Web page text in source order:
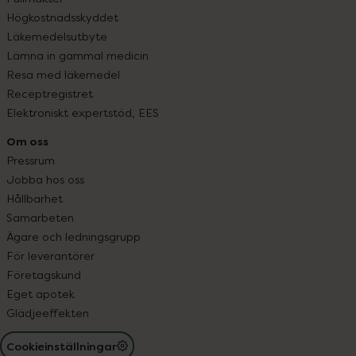
Högkostnadsskyddet
Läkemedelsutbyte
Lämna in gammal medicin
Resa med läkemedel
Receptregistret
Elektroniskt expertstöd, EES
Om oss
Pressrum
Jobba hos oss
Hållbarhet
Samarbeten
Ägare och ledningsgrupp
För leverantörer
Företagskund
Eget apotek
Glädjeeffekten
Cookieinställningar